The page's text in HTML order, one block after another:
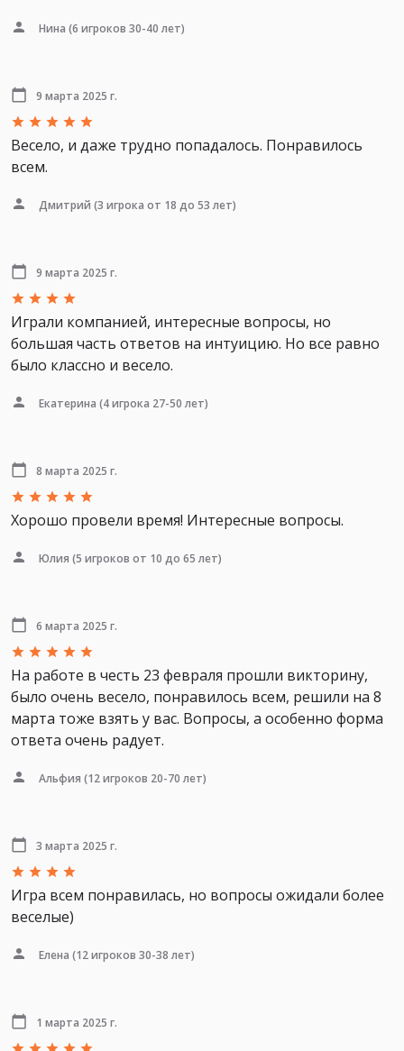
Нина (6 игроков 30-40 лет)
9 марта 2025 г.
Весело, и даже трудно попадалось. Понравилось
всем.
Дмитрий (3 игрока от 18 до 53 лет)
9 марта 2025 г.
Играли компанией, интересные вопросы, но
большая часть ответов на интуицию. Но все равно
было классно и весело.
Екатерина (4 игрока 27-50 лет)
8 марта 2025 г.
Хорошо провели время! Интересные вопросы.
Юлия (5 игроков от 10 до 65 лет)
6 марта 2025 г.
На работе в честь 23 февраля прошли викторину,
было очень весело, понравилось всем, решили на 8
марта тоже взять у вас. Вопросы, а особенно форма
ответа очень радует.
Альфия (12 игроков 20-70 лет)
3 марта 2025 г.
Игра всем понравилась, но вопросы ожидали более
веселые)
Елена (12 игроков 30-38 лет)
1 марта 2025 г.